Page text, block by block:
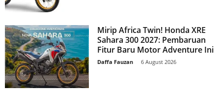
Mirip Africa Twin! Honda XRE
Sahara 300 2027: Pembaruan
Fitur Baru Motor Adventure Ini
Daffa Fauzan 6 August 2026